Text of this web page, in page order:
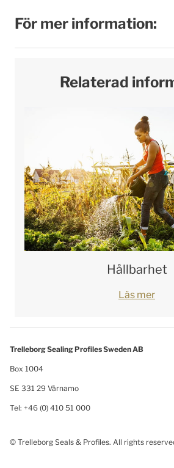
För mer information:
Relaterad
Hållbarhet
Läs mer
Trelleborg Sealing Profiles Sweden AB
Box 1004
SE 331 29 Värnamo
Tel: +46 (0) 410 51 000
© Trelleborg Seals & Profiles. All rights